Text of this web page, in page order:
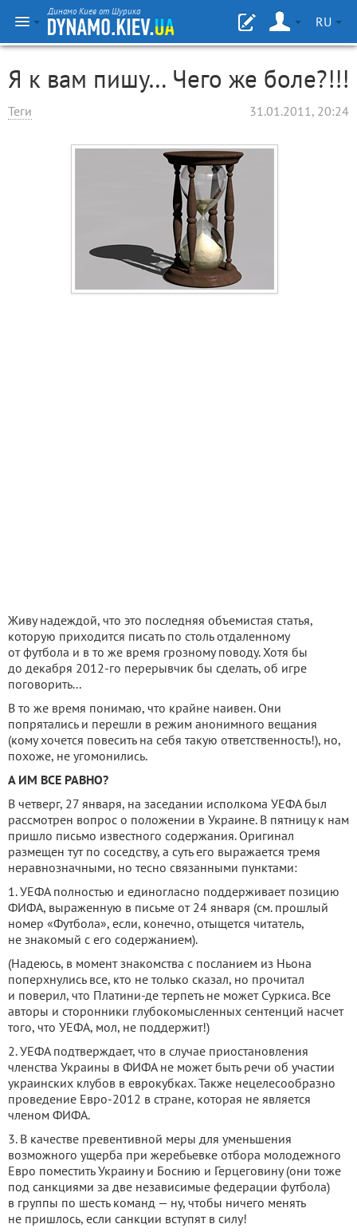
Динамо Киев от Шурика
RU
Я к вам пишу… Чего же боле?!!!
Теги 31.01.2011, 20:24
Живу надеждой, что это последняя объемистая статья,
которую приходится писать по столь отдаленному
от футбола и в то же время грозному поводу. Хотя бы
до декабря 2012-го перерывчик бы сделать, об игре
поговорить...
В то же время понимаю, что крайне наивен. Они
попрятались и перешли в режим анонимного вещания
(кому хочется повесить на себя такую ответственность!), но,
похоже, не угомонились.
А ИМ ВСЕ РАВНО?
В четверг, 27 января, на заседании исполкома УЕФА был
рассмотрен вопрос о положении в Украине. В пятницу к нам
пришло письмо известного содержания. Оригинал
размещен тут по соседству, а суть его выражается тремя
неравнозначными, но тесно связанными пунктами:
1. УЕФА полностью и единогласно поддерживает позицию
ФИФА, выраженную в письме от 24 января (см. прошлый
номер «Футбола», если, конечно, отыщется читатель,
не знакомый с его содержанием).
(Надеюсь, в момент знакомства с посланием из Ньона
поперхнулись все, кто не только сказал, но прочитал
и поверил, что Платини-де терпеть не может Суркиса. Все
авторы и сторонники глубокомысленных сентенций насчет
того, что УЕФА, мол, не поддержит!)
2. УЕФА подтверждает, что в случае приостановления
членства Украины в ФИФА не может быть речи об участии
украинских клубов в еврокубках. Также нецелесообразно
проведение Евро-2012 в стране, которая не является
членом ФИФА.
3. В качестве превентивной меры для уменьшения
возможного ущерба при жеребьевке отбора молодежного
Евро поместить Украину и Боснию и Герцеговину (они тоже
под санкциями за две независимые федерации футбола)
в группы по шесть команд — ну, чтобы ничего менять
не пришлось, если санкции вступят в силу!